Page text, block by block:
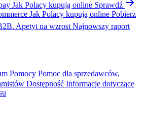
Jak Polacy kupują online Sprawdź
Jak Polacy kupują online Pobierz
Apetyt na wzrost Najnowszy raport
Pomocy Pomoc dla sprzedawców,
Dostępność Informacje dotyczące